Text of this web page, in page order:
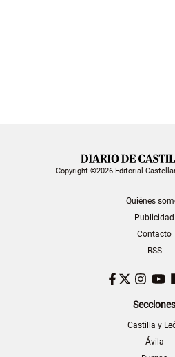
Copyright ©2026 Editorial
Quiénes
Publicidad
Contacto
RSS
Facebook
Twitter
Secciones
Castilla y
Ávila